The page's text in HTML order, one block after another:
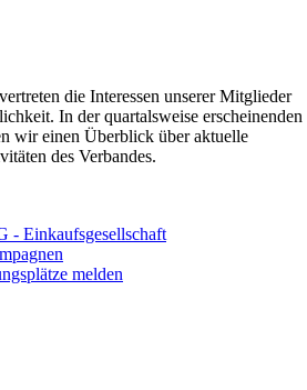
die Interessen unserer Mitglieder
In der quartalsweise erscheinenden
wir einen Überblick über aktuelle
des Verbandes.
Einkaufsgesellschaft
melden